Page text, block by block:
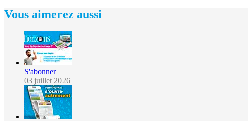
Vous aimerez aussi
S'abonner
03 juillet 2026